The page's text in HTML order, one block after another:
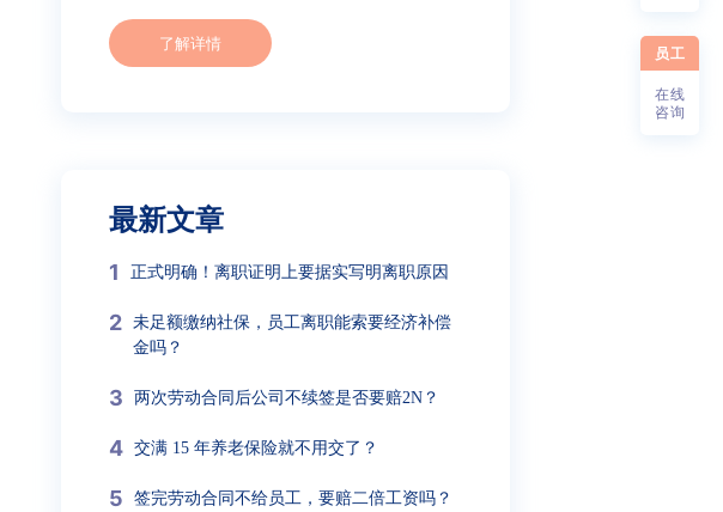
了解详情
最新文章
1 正式明确！离职证明上要据实写明离职原因
2 未足额缴纳社保，员工离职能索要经济补偿
金吗？
3 两次劳动合同后公司不续签是否要赔2N？
4 交满 15 年养老保险就不用交了？
5 签完劳动合同不给员工，要赔二倍工资吗？
员工
在线
咨询